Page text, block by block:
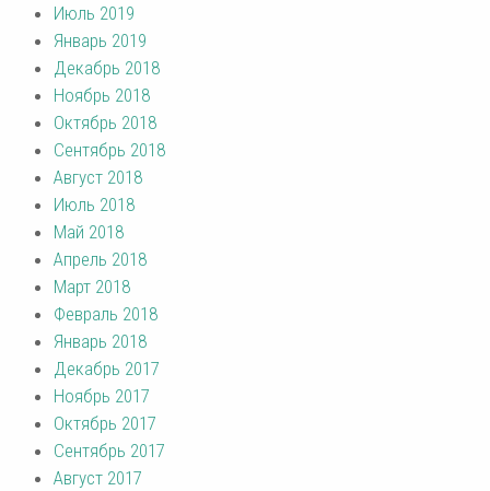
Июль 2019
Январь 2019
Декабрь 2018
Ноябрь 2018
Октябрь 2018
Сентябрь 2018
Август 2018
Июль 2018
Май 2018
Апрель 2018
Март 2018
Февраль 2018
Январь 2018
Декабрь 2017
Ноябрь 2017
Октябрь 2017
Сентябрь 2017
Август 2017